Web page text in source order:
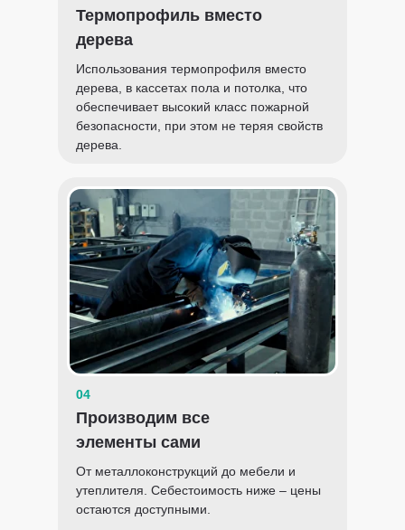
Термопрофиль вместо
дерева
Использования термопрофиля вместо
дерева, в кассетах пола и потолка, что
обеспечивает высокий класс пожарной
безопасности, при этом не теряя свойств
дерева.
Производим все
элементы сами
От металлоконструкций до мебели и
утеплителя. Себестоимость ниже – цены
остаются доступными.
04